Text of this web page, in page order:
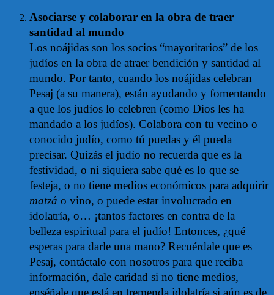
Asociarse y colaborar en la obra de traer
santidad al mundo
Los noájidas son los socios “mayoritarios” de los
judíos en la obra de atraer bendición y santidad al
mundo. Por tanto, cuando los noájidas celebran
Pesaj (a su manera), están ayudando y fomentando
a que los judíos lo celebren (como Dios les ha
mandado a los judíos). Colabora con tu vecino o
conocido judío, como tú puedas y él pueda
precisar. Quizás el judío no recuerda que es la
festividad, o ni siquiera sabe qué es lo que se
festeja, o no tiene medios económicos para adquirir
matzá o vino, o puede estar involucrado en
idolatría, o… ¡tantos factores en contra de la
belleza espiritual para el judío! Entonces, ¿qué
esperas para darle una mano? Recuérdale que es
Pesaj, contáctalo con nosotros para que reciba
información, dale caridad si no tiene medios,